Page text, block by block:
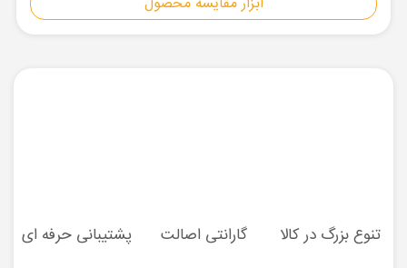
تنوع بزرگ در کالا گارانتی اصالت پشتیبانی حرفه ای